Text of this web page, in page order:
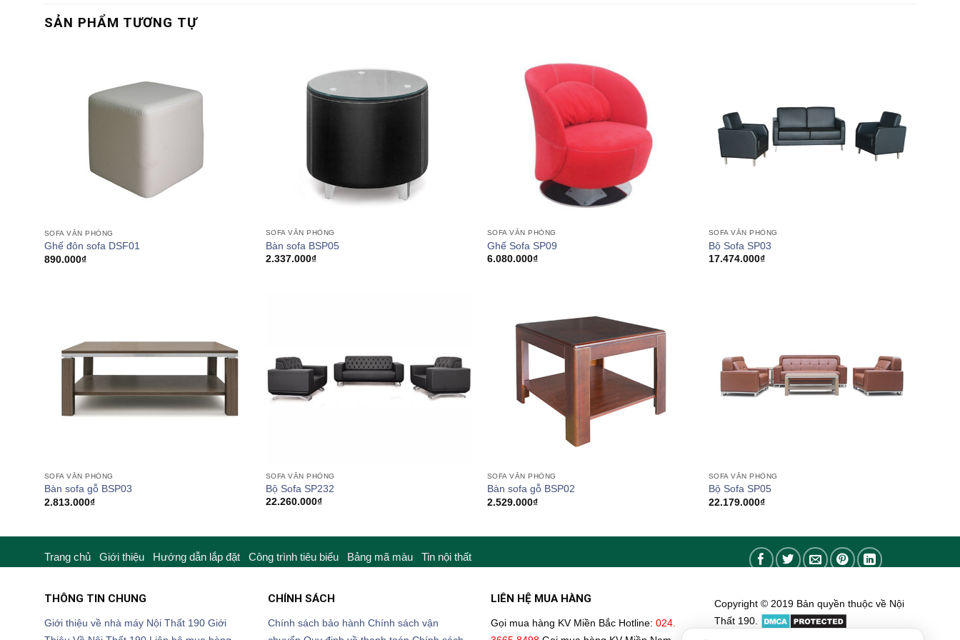
SẢN PHẨM TƯƠNG TỰ
SOFA VĂN PHÒNG
Ghế đôn sofa DSF01
890.000₫
SOFA VĂN PHÒNG
Bàn sofa BSP05
2.337.000₫
SOFA VĂN PHÒNG
Ghế Sofa SP09
6.080.000₫
SOFA VĂN PHÒNG
Bộ Sofa SP03
17.474.000₫
SOFA VĂN PHÒNG
Bàn sofa gỗ BSP03
2.813.000₫
SOFA VĂN PHÒNG
Bộ Sofa SP232
22.260.000₫
SOFA VĂN PHÒNG
Bàn sofa gỗ BSP02
2.529.000₫
SOFA VĂN PHÒNG
Bộ Sofa SP05
22.179.000₫
Trang chủ Giới thiệu Hướng dẫn lắp đặt Công trình tiêu biểu Bảng mã màu Tin nội thất
THÔNG TIN CHUNG
Giới thiệu về nhà máy Nội Thất 190 Giới
CHÍNH SÁCH
Chính sách bảo hành Chính sách vận
LIÊN HỆ MUA HÀNG
Gọi mua hàng KV Miền Bắc Hotline: 024.
Copyright © 2019 Bản quyền thuộc về Nội
Thất 190.